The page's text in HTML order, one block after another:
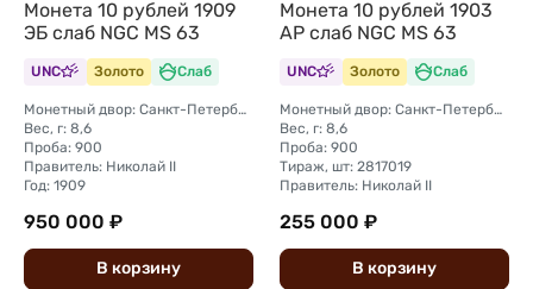
Монета 10 рублей 1909
ЭБ слаб NGC MS 63
UNC Золото Слаб
Монетный двор: Санкт-Петербургский монетный двор
Вес, г: 8,6
Проба: 900
Правитель: Николай II
Год: 1909
950 000 ₽
В корзину
Монета 10 рублей 1903
АР слаб NGC MS 63
UNC Золото Слаб
Монетный двор: Санкт-Петербургский монетный двор
Вес, г: 8,6
Проба: 900
Тираж, шт: 2817019
Правитель: Николай II
255 000 ₽
В корзину